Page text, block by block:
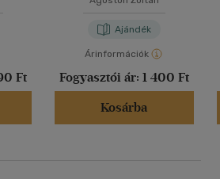
Ft
Ajándék
Árinformációk
Fogyasztói ár: 1 400 Ft
Kosárba